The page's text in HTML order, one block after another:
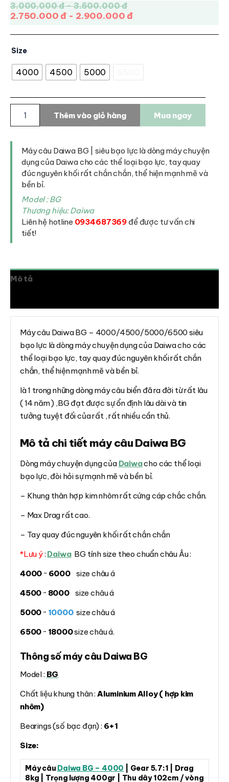
3.000.000 đ - 3.500.000 đ
2.750.000 đ - 2.900.000 đ
Size
4000 4500 5000
Daiwa
BG
lượng
Thêm vào giỏ hàng Mua ngay
Máy câu Daiwa BG | siêu bạo lực là dòng máy chuyện
dụng của Daiwa cho các thể loại bạo lực, tay quay
đúc nguyên khối rất chắn chắn, thể hiện mạnh mẽ và
bền bỉ.
Model : BG
Thương hiệu: Daiwa
Liên hệ hotline 0934687369 để được tư vấn chi
tiết!
Mô tả
Máy câu Daiwa BG – 4000/4500/5000/6500 siêu
bạo lực là dòng máy chuyện dụng của Daiwa cho các
thể loại bạo lực, tay quay đúc nguyên khối rất chắn
chắn, thể hiện mạnh mẽ và bền bỉ.
là 1 trong những dòng máy câu biển đã ra đời từ rất lâu
( 14 năm ) ,BG đạt được sự ổn định lâu dài và tin
tưởng tuyệt đối của rất , rất nhiều cần thủ.
Mô tả chi tiết máy câu Daiwa BG
Dòng máy chuyện dụng của Daiwacho các thể loại
bạo lực, đòi hỏi sự mạnh mẽ và bền bỉ.
– Khung thân hợp kim nhôm rất cứng cáp chắc chắn.
– Max Drag rất cao.
– Tay quay đúc nguyên khối rất chắn chắn
*Lưu ý: DaiwaBG tính size theo chuẩn châu Âu :
4000 ~ 6000 size châu á
4500 ~ 8000size châu á
5000 ~ 10000 size châu á
6500 ~ 18000size châu á.
Thông số máy câu Daiwa BG
Model : BG
Chất liệu khung thân : Aluminium Alloy ( hợp kim
nhôm)
Bearings (số bạc đạn) : 6+1
Size:
Máy câu Daiwa BG – 4000 | Gear 5.7:1 | Drag
8kg | Trọng lượng 400gr | Thu dây 102cm / vòng